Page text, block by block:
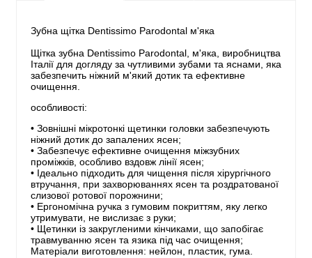
Зубна щітка Dentissimo Parodontal м'яка
Щітка зубна Dentissimo Parodontal, м'яка, виробництва
Італії для догляду за чутливими зубами та яснами, яка
забезпечить ніжний м'який дотик та ефективне
очищення.
особливості:
• Зовнішні мікротонкі щетинки головки забезпечують
ніжний дотик до запалених ясен;
• Забезпечує ефективне очищення міжзубних
проміжків, особливо вздовж лінії ясен;
• Ідеально підходить для чищення після хірургічного
втручання, при захворюваннях ясен та роздратованої
слизової ротової порожнини;
• Ергономічна ручка з гумовим покриттям, яку легко
утримувати, не вислизає з руки;
• Щетинки із закругленими кінчиками, що запобігає
травмуванню ясен та язика під час очищення;
Матеріали виготовлення: нейлон, пластик, гума.